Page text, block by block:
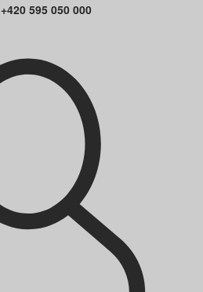
+420 595 050 000